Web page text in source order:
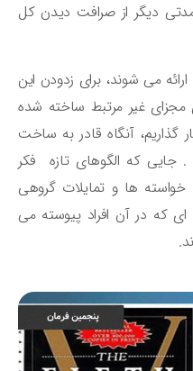
از صرافت دیدن کل
می شوند، برای زدودن این
غیر مرتبط ساخته شده
آنگاه قادر به ساخت
که الگوهای تازه فکر
ها و تمایلات گروهی
در آن افراد پیوسته می